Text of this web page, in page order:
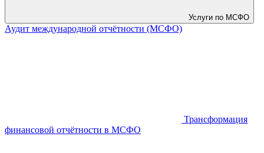
Услуги по МСФО
Аудит международной отчётности (МСФО)
Трансформация
финансовой отчётности в МСФО